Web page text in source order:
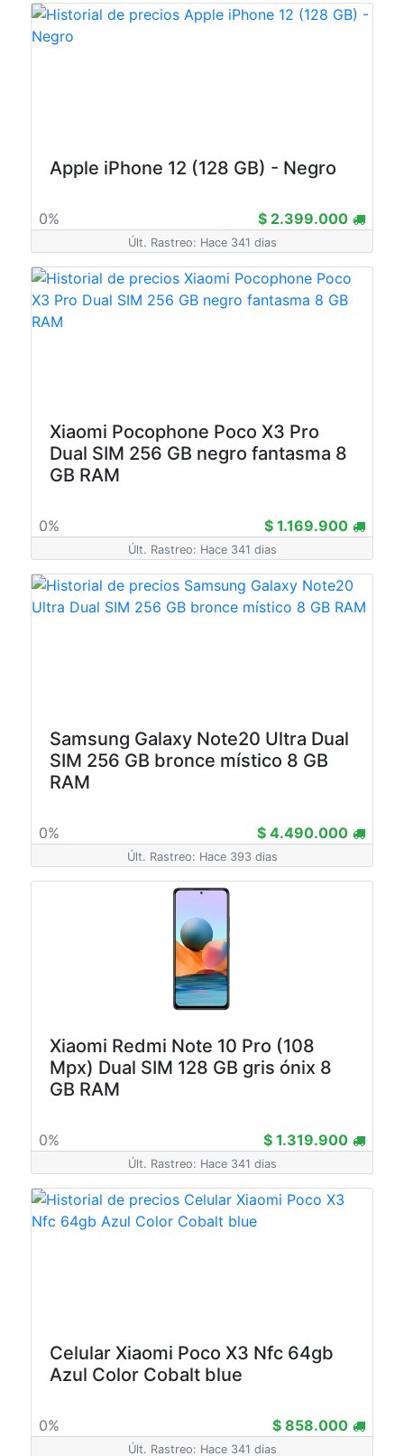
Apple iPhone 12 (128 GB) - Negro
0% $ 2.399.000
Últ. Rastreo: Hace 341 dias
Xiaomi Pocophone Poco X3 Pro
Dual SIM 256 GB negro fantasma 8
GB RAM
0% $ 1.169.900
Últ. Rastreo: Hace 341 dias
Samsung Galaxy Note20 Ultra Dual
SIM 256 GB bronce místico 8 GB
RAM
0% $ 4.490.000
Últ. Rastreo: Hace 393 dias
Xiaomi Redmi Note 10 Pro (108
Mpx) Dual SIM 128 GB gris ónix 8
GB RAM
0% $ 1.319.900
Últ. Rastreo: Hace 341 dias
Celular Xiaomi Poco X3 Nfc 64gb
Azul Color Cobalt blue
0% $ 858.000
Últ. Rastreo: Hace 341 dias